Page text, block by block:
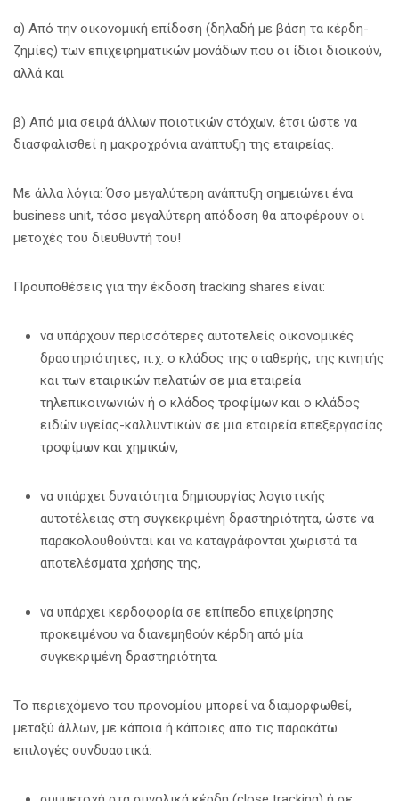
α) Από την οικονομική επίδοση (δηλαδή με βάση τα κέρδη-
ζημίες) των επιχειρηματικών μονάδων που οι ίδιοι διοικούν,
αλλά και
β) Από μια σειρά άλλων ποιοτικών στόχων, έτσι ώστε να
διασφαλισθεί η μακροχρόνια ανάπτυξη της εταιρείας.
Mε άλλα λόγια: Όσο μεγαλύτερη ανάπτυξη σημειώνει ένα
business unit, τόσο μεγαλύτερη απόδοση θα αποφέρουν οι
μετοχές του διευθυντή του!
Προϋποθέσεις για την έκδοση tracking shares είναι:
να υπάρχουν περισσότερες αυτοτελείς οικονομικές
δραστηριότητες, π.χ. ο κλάδος της σταθερής, της κινητής
και των εταιρικών πελατών σε μια εταιρεία
τηλεπικοινωνιών ή ο κλάδος τροφίμων και ο κλάδος
ειδών υγείας-καλλυντικών σε μια εταιρεία επεξεργασίας
τροφίμων και χημικών,
να υπάρχει δυνατότητα δημιουργίας λογιστικής
αυτοτέλειας στη συγκεκριμένη δραστηριότητα, ώστε να
παρακολουθούνται και να καταγράφονται χωριστά τα
αποτελέσματα χρήσης της,
να υπάρχει κερδοφορία σε επίπεδο επιχείρησης
προκειμένου να διανεμηθούν κέρδη από μία
συγκεκριμένη δραστηριότητα.
Το περιεχόμενο του προνομίου μπορεί να διαμορφωθεί,
μεταξύ άλλων, με κάποια ή κάποιες από τις παρακάτω
επιλογές συνδυαστικά: